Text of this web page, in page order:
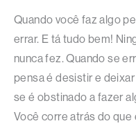
Quando você faz algo
errar. E tá tudo bem!
nunca fez. Quando se
pensa é desistir e
se é obstinado a fazer
Você corre atrás do que